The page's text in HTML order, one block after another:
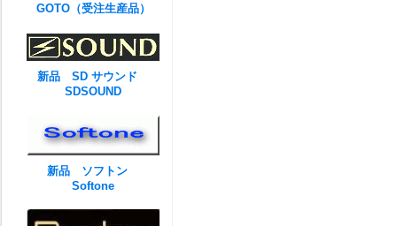
GOTO（受注生産品）
新品 SD サウンド
SDSOUND
新品 ソフトン
Softone